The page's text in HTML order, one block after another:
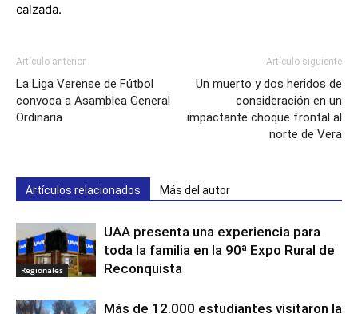
calzada.
Artículo anterior
La Liga Verense de Fútbol
convoca a Asamblea General
Ordinaria
Artículo siguiente
Un muerto y dos heridos de
consideración en un
impactante choque frontal al
norte de Vera
Artículos relacionados Más del autor
Regionales
UAA presenta una experiencia para
toda la familia en la 90ª Expo Rural de
Reconquista
Más de 12.000 estudiantes visitaron la